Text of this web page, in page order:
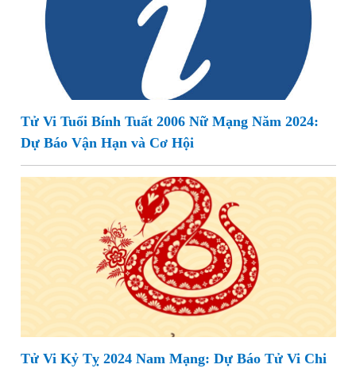
Tử Vi Tuổi Bính Tuất 2006 Nữ Mạng Năm 2024:
Dự Báo Vận Hạn và Cơ Hội
Tử Vi Kỷ Tỵ 2024 Nam Mạng: Dự Báo Tử Vi Chi